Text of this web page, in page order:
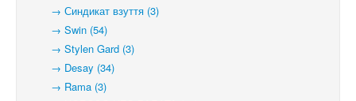
→ Синдикат взуття (3)
→ Swin (54)
→ Stylen Gard (3)
→ Desay (34)
→ Rama (3)